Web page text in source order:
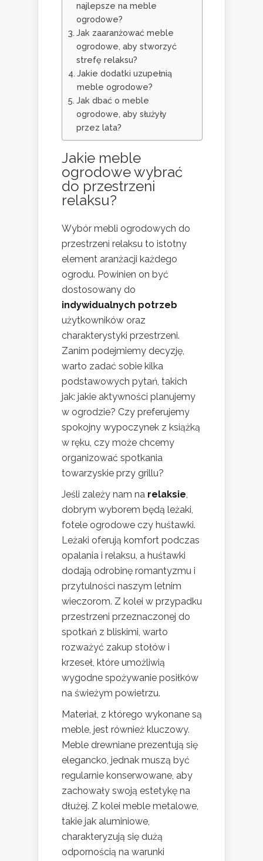
najlepsze na meble
ogrodowe?
Jak zaaranżować meble
ogrodowe, aby stworzyć
strefę relaksu?
Jakie dodatki uzupełnią
meble ogrodowe?
Jak dbać o meble
ogrodowe, aby służyły
przez lata?
Jakie meble
ogrodowe wybrać
do przestrzeni
relaksu?
Wybór mebli ogrodowych do
przestrzeni relaksu to istotny
element aranżacji każdego
ogrodu. Powinien on być
dostosowany do
indywidualnych potrzeb
użytkowników oraz
charakterystyki przestrzeni.
Zanim podejmiemy decyzję,
warto zadać sobie kilka
podstawowych pytań, takich
jak: jakie aktywności planujemy
w ogrodzie? Czy preferujemy
spokojny wypoczynek z książką
w ręku, czy może chcemy
organizować spotkania
towarzyskie przy grillu?
Jeśli zależy nam na relaksie,
dobrym wyborem będą leżaki,
fotele ogrodowe czy huśtawki.
Leżaki oferują komfort podczas
opalania i relaksu, a huśtawki
dodają odrobinę romantyzmu i
przytulności naszym letnim
wieczorom. Z kolei w przypadku
przestrzeni przeznaczonej do
spotkań z bliskimi, warto
rozważyć zakup stołów i
krzeseł, które umożliwią
wygodne spożywanie posiłków
na świeżym powietrzu.
Materiał, z którego wykonane są
meble, jest również kluczowy.
Meble drewniane prezentują się
elegancko, jednak muszą być
regularnie konserwowane, aby
zachowały swoją estetykę na
dłużej. Z kolei meble metalowe,
takie jak aluminiowe,
charakteryzują się dużą
odpornością na warunki